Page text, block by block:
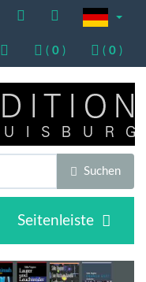
( 0 ) ( 0 )
Suchen
Seitenleiste